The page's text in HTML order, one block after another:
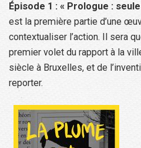
Épisode 1 : « Prologue :
est la première partie d’une
contextualiser l’action. Il sera
premier volet du rapport à la
siècle à Bruxelles, et de
reporter.